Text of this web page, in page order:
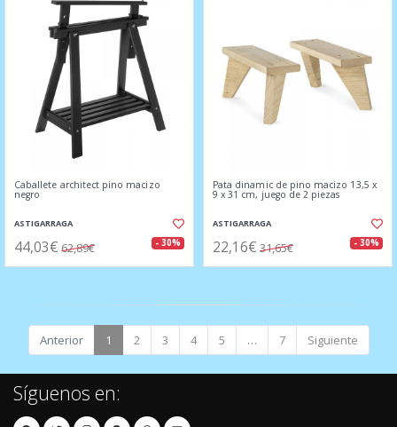
Caballete architect pino macizo
negro
ASTIGARRAGA
44,03€ 62,89€ - 30%
Pata dinamic de pino macizo 13,5 x
9 x 31 cm, juego de 2 piezas
ASTIGARRAGA
22,16€ 31,65€ - 30%
Anterior 1 2 3 4 5 … 7 Siguiente
Síguenos en: